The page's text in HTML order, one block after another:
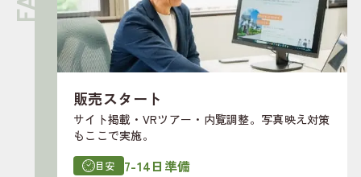
販売スタート
サイト掲載・VRツアー・内覧調整。写真映え対策
もここで実施。
目安 7-14日準備